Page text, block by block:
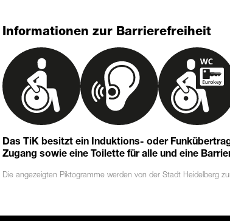
Informationen zur Barrierefreiheit
Das TiK besitzt ein Induktions- oder
Zugang sowie eine Toilette für alle und eine
Die angezeigten Piktogramme werden von der Stadt Heidelberg